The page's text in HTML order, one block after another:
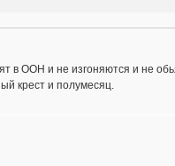
ООН и не изгоняются и не
крест и полумесяц.